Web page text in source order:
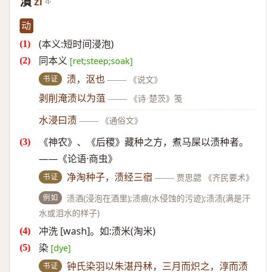
动
(本义:短时间浸泡)
同本义 [ret;steep;soak]
书证 渍，沤也 —— 《说文》
剥削淹渍以为菹 —— 《诗·楚茨》笺
水浸曰渍 —— 《通俗文》
《神农》、《后稷》藏种之方，煮马屎以渍种者。
——《论语·商虫》
书证 净淘种子，渍经三宿 —— 贾思勰 《齐民要术》
例如
渍酒(浸泡在酒里);渍痕(水侵蚀的污迹);渍渍(满是汗
水或泪水的样子)
冲洗 [wash]。如:渍米(淘米)
染 [dye]
书证
钟氏染羽以朱湛丹秫，三月而炽之，淳而渍